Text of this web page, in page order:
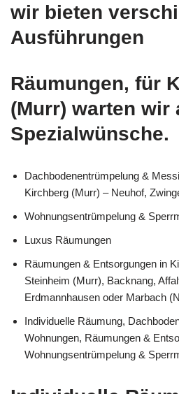
wir bieten
Ausführungen
Räumungen, für
(Murr) warten wir
Spezialwünsche.
Dachbodenentrümpelung &
Kirchberg (Murr) – Neuhof,
Wohnungsentrümpelung &
Luxus Räumungen
Räumungen & Entsorgungen in
Steinheim (Murr), Backnang,
Erdmannhausen oder Marbach
Individuelle Räumung,
Wohnungen, Räumungen &
Wohnungsentrümpelung &